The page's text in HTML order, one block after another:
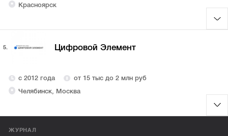
Красноярск
5. Цифровой Элемент
с 2012 года
от 15 тыс до 2 млн руб
Челябинск, Москва
ЖУРНАЛ